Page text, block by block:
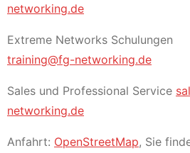
networking.de
Extreme Networks Schulungen
training@fg-networking.de
Sales und Professional Service
networking.de
Anfahrt: OpenStreetMap, Sie